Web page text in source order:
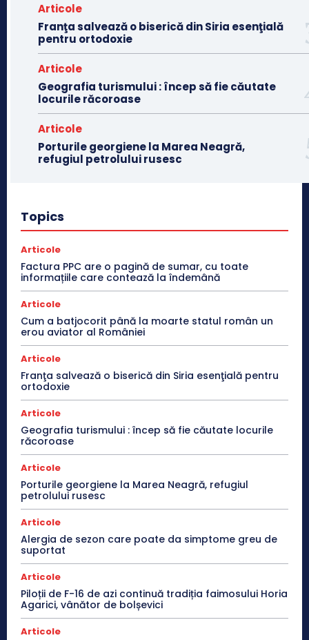
Articole
Franţa salvează o biserică din Siria esenţială
pentru ortodoxie
Articole
Geografia turismului : încep să fie căutate
locurile răcoroase
Articole
Porturile georgiene la Marea Neagră,
refugiul petrolului rusesc
Topics
Articole
Factura PPC are o pagină de sumar, cu toate
informațiile care contează la îndemână
Articole
Cum a batjocorit până la moarte statul român un
erou aviator al României
Articole
Franţa salvează o biserică din Siria esenţială pentru
ortodoxie
Articole
Geografia turismului : încep să fie căutate locurile
răcoroase
Articole
Porturile georgiene la Marea Neagră, refugiul
petrolului rusesc
Articole
Alergia de sezon care poate da simptome greu de
suportat
Articole
Piloții de F-16 de azi continuă tradiția faimosului Horia
Agarici, vânător de bolșevici
Articole